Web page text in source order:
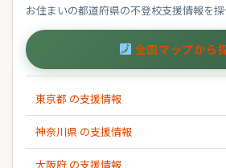
お住まいの都道府県の不登校支援情報を
全国マップから
東京都 の支援情報
神奈川県 の支援情報
大阪府 の支援情報